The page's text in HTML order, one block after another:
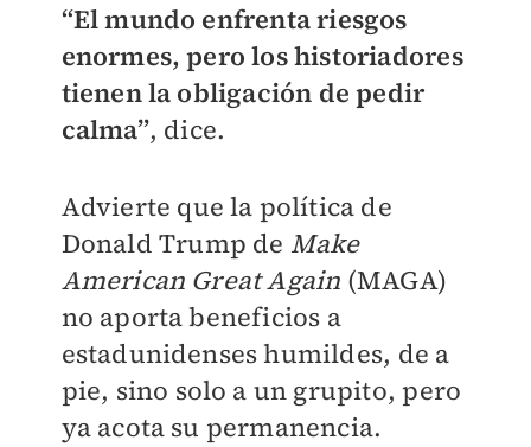
“El mundo enfrenta riesgos
enormes, pero los historiadores
tienen la obligación de pedir
calma”, dice.
Advierte que la política de
Donald Trump de Make
American Great Again (MAGA)
no aporta beneficios a
estadunidenses humildes, de a
pie, sino solo a un grupito, pero
ya acota su permanencia.